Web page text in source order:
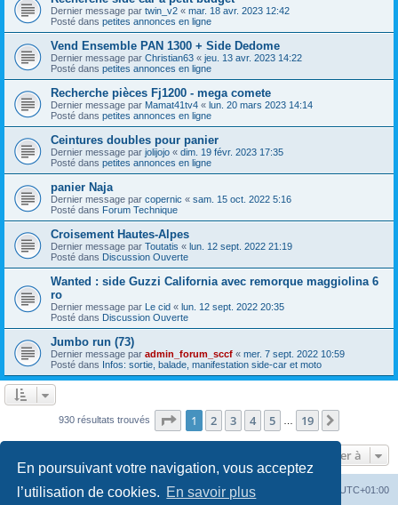
En poursuivant votre navigation, vous acceptez
l’utilisation de cookies. En savoir plus
Dernier message par twin_v2 « mar. 18 avr. 2023 12:42
Posté dans petites annonces en ligne
Vend Ensemble PAN 1300 + Side Dedome
Dernier message par Christian63 « jeu. 13 avr. 2023 14:22
Posté dans petites annonces en ligne
Recherche pièces Fj1200 - mega comete
Dernier message par Mamat41tv4 « lun. 20 mars 2023 14:14
Posté dans petites annonces en ligne
Ceintures doubles pour panier
Dernier message par jolijojo « dim. 19 févr. 2023 17:35
Posté dans petites annonces en ligne
panier Naja
Dernier message par copernic « sam. 15 oct. 2022 5:16
Posté dans Forum Technique
Croisement Hautes-Alpes
Dernier message par Toutatis « lun. 12 sept. 2022 21:19
Posté dans Discussion Ouverte
Wanted : side Guzzi California avec remorque maggiolina 6
ro
Dernier message par Le cid « lun. 12 sept. 2022 20:35
Posté dans Discussion Ouverte
Jumbo run (73)
Dernier message par admin_forum_sccf « mer. 7 sept. 2022 10:59
Posté dans Infos: sortie, balade, manifestation side-car et moto
930 résultats trouvés Page 1sur19
1 2 3 4 5 19
Aller à
Index du forum UTC+01:00